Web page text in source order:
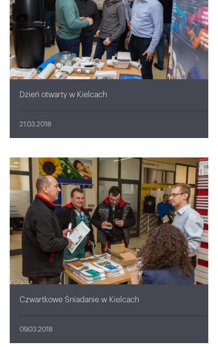
Dzień otwarty w Kielcach
21.03.2018
Czwartkowe Śniadanie w Kielcach
09.03.2018